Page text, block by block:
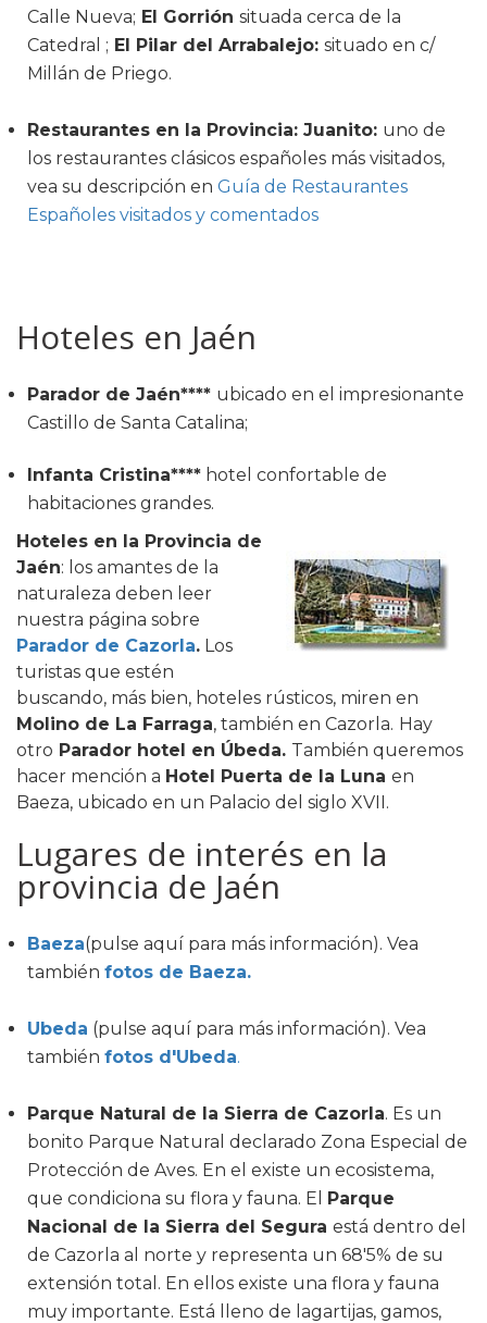
Calle Nueva; El Gorrión situada cerca de la
Catedral ; El Pilar del Arrabalejo: situado en c/
Millán de Priego.
Restaurantes en la Provincia: Juanito: uno de
los restaurantes clásicos españoles más visitados,
vea su descripción en Guía de Restaurantes
Españoles visitados y comentados
Hoteles en Jaén
Parador de Jaén**** ubicado en el impresionante
Castillo de Santa Catalina;
Infanta Cristina**** hotel confortable de
habitaciones grandes.
Hoteles en la Provincia de
Jaén: los amantes de la
naturaleza deben leer
nuestra página sobre
Parador de Cazorla. Los
turistas que estén
buscando, más bien, hoteles rústicos, miren en
Molino de La Farraga, también en Cazorla. Hay
otro Parador hotel en Úbeda. También queremos
hacer mención a Hotel Puerta de la Luna en
Baeza, ubicado en un Palacio del siglo XVII.
Lugares de interés en la
provincia de Jaén
Baeza(pulse aquí para más información). Vea
también fotos de Baeza.
Ubeda (pulse aquí para más información). Vea
también fotos d'Ubeda.
Parque Natural de la Sierra de Cazorla. Es un
bonito Parque Natural declarado Zona Especial de
Protección de Aves. En el existe un ecosistema,
que condiciona su flora y fauna. El Parque
Nacional de la Sierra del Segura está dentro del
de Cazorla al norte y representa un 68'5% de su
extensión total. En ellos existe una flora y fauna
muy importante. Está lleno de lagartijas, gamos,